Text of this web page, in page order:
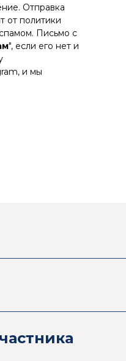
Отправка
от политики
Письмо с
", если его нет и
и мы